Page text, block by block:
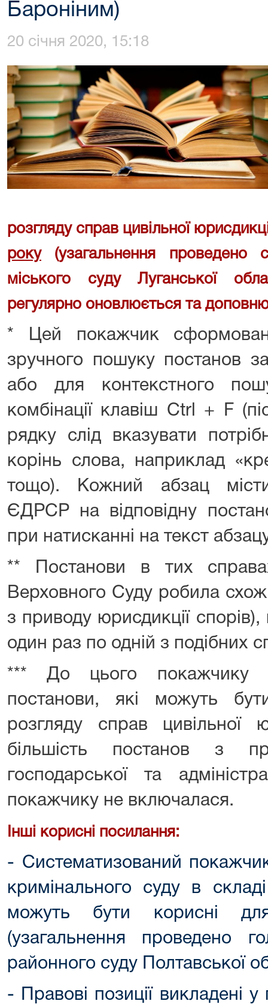
Бароніним)
20 січня 2020, 15:18
розгляду справ цивільної
року(узагальнення проведено
міського суду Луганської
регулярно оновлюється та
* Цей покажчик
зручного пошуку постанов
або для контекстного
комбінації клавіш Ctrl + F
рядку слід вказувати
корінь слова, наприклад
тощо). Кожний абзац
ЄДРСР на відповідну
при натисканні на текст
** Постанови в тих
Верховного Суду робила
з приводу юрисдикції
один раз по одній з подібних
*** До цього покажчику
постанови, які можуть
розгляду справ цивільної
більшість постанов з
господарської та
покажчику не включалася.
Інші корисні посилання:
- Систематизований
кримінального суду в
можуть бути корисні
(узагальнення проведено
районного суду Полтавської
- Правові позиції викладені